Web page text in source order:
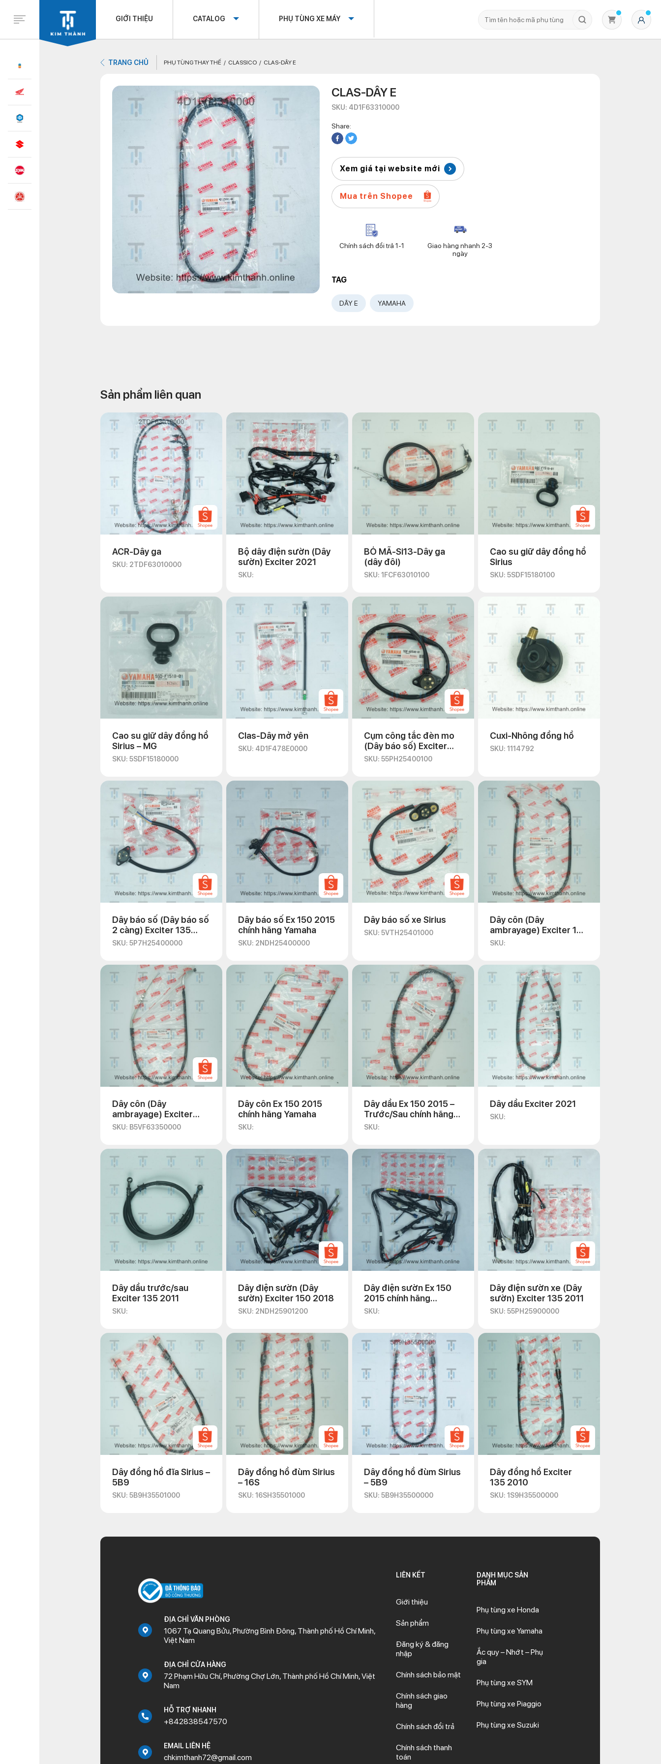
GIỚI THIỆU CATALOG PHỤ TÙNG XE MÁY
TRANG CHỦ PHỤ TÙNG THAY THẾ CLASSICO CLAS-DÂY E
CLAS-DÂY E
SKU: 4D1F63310000
Share:
Xem giá tại website mới
Mua trên Shopee
Chính sách đổi trả 1-1
Giao hàng nhanh 2-3
ngày
TAG
DÂY E YAMAHA
Sản phẩm liên quan
ACR-Dây ga
SKU: 2TDF63010000
Bộ dây điện sườn (Dây
sườn) Exciter 2021
SKU:
BỎ MÃ-Si13-Dây ga
(dây đôi)
SKU: 1FCF63010100
Cao su giữ dây đồng hồ
Sirius
SKU: 5SDF15180100
Cao su giữ dây đồng hồ
Sirius – MG
SKU: 5SDF15180000
Clas-Dây mở yên
SKU: 4D1F478E0000
Cụm công tắc đèn mo
(Dây báo số) Exciter
135 2011
SKU: 55PH25400100
Cuxi-Nhông đồng hồ
SKU: 1114792
Dây báo số (Dây báo số
2 càng) Exciter 135
2010
SKU: 5P7H25400000
Dây báo số Ex 150 2015
chính hãng Yamaha
SKU: 2NDH25400000
Dây báo số xe Sirius
SKU: 5VTH25401000
Dây côn (Dây
ambrayage) Exciter 135
2011
SKU:
Dây côn (Dây
ambrayage) Exciter
2021
SKU: B5VF63350000
Dây côn Ex 150 2015
chính hãng Yamaha
SKU:
Dây dầu Ex 150 2015 –
Trước/Sau chính hãng
Yamaha
SKU:
Dây dầu Exciter 2021
SKU:
Dây dầu trước/sau
Exciter 135 2011
SKU:
Dây điện sườn (Dây
sườn) Exciter 150 2018
SKU: 2NDH25901200
Dây điện sườn Ex 150
2015 chính hãng
Yamaha
SKU:
Dây điện sườn xe (Dây
sườn) Exciter 135 2011
SKU: 55PH25900000
Dây đồng hồ đĩa Sirius –
5B9
SKU: 5B9H35501000
Dây đồng hồ đùm Sirius
– 16S
SKU: 16SH35501000
Dây đồng hồ đùm Sirius
– 5B9
SKU: 5B9H35500000
Dây đồng hồ Exciter
135 2010
SKU: 1S9H35500000
ĐỊA CHỈ VĂN PHÒNG
1067 Tạ Quang Bửu, Phường Bình Đông, Thành phố Hồ Chí Minh,
Việt Nam
ĐỊA CHỈ CỬA HÀNG
72 Phạm Hữu Chí, Phường Chợ Lớn, Thành phố Hồ Chí Minh, Việt
Nam
HỖ TRỢ NHANH
+842838547570
EMAIL LIÊN HỆ
chkimthanh72@gmail.com
LIÊN KẾT
Giới thiệu
Sản phẩm
Đăng ký & đăng
nhập
Chính sách bảo mật
Chính sách giao
hàng
Chính sách đổi trả
Chính sách thanh
toán
DANH MỤC SẢN
PHẨM
Phụ tùng xe Honda
Phụ tùng xe Yamaha
Ắc quy – Nhớt – Phụ
gia
Phụ tùng xe SYM
Phụ tùng xe Piaggio
Phụ tùng xe Suzuki